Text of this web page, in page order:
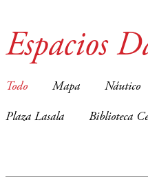
Espacios
Todo Mapa Náutico
Plaza Lasala Biblioteca